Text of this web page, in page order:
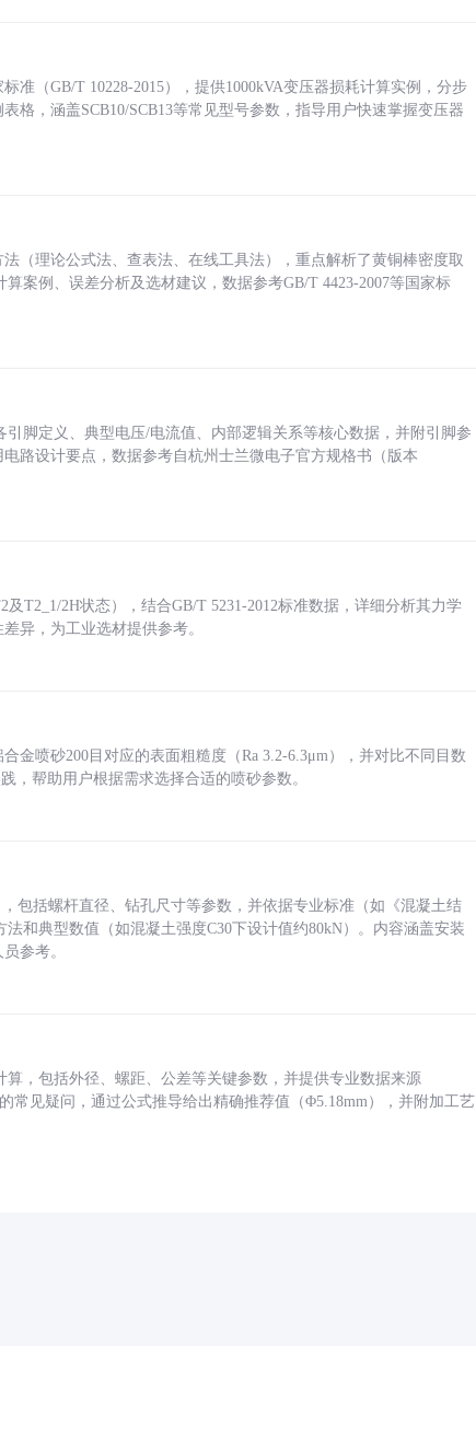
准（GB/T 10228-2015），提供1000kVA变压器损耗计算实例，分步
格，涵盖SCB10/SCB13等常见型号参数，指导用户快速掌握变压器
（理论公式法、查表法、在线工具法），重点解析了黄铜棒密度取
案例、误差分析及选材建议，数据参考GB/T 4423-2007等国家标
脚定义、典型电压/电流值、内部逻辑关系等核心数据，并附引脚参
路设计要点，数据参考自杭州士兰微电子官方规格书（版本
T2_1/2H状态），结合GB/T 5231-2012标准数据，详细分析其力学
异，为工业选材提供参考。
金喷砂200目对应的表面粗糙度（Ra 3.2-6.3μm），并对比不同目数
，帮助用户根据需求选择合适的喷砂参数。
包括螺杆直径、钻孔尺寸等参数，并依据专业标准（如《混凝土结
和典型数值（如混凝土强度C30下设计值约80kN）。内容涵盖安装
参考。
，包括外径、螺距、公差等关键参数，并提供专业数据来源
常见疑问，通过公式推导给出精确推荐值（Φ5.18mm），并附加工艺